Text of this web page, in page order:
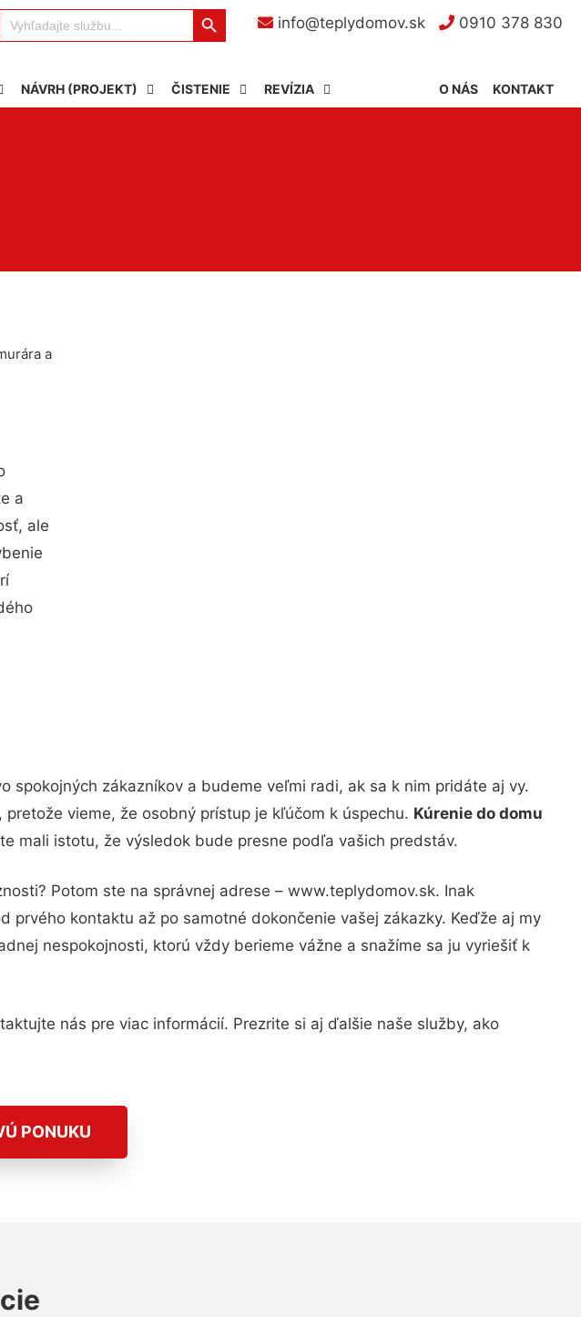
info@teplydomov.sk 0910 378 830
Search
for:
Search Button
NÁVRH (PROJEKT) ČISTENIE REVÍZIA KONTAKT
O NÁS
a
a
ale
spokojných zákazníkov a budeme veľmi radi, ak sa k nim pridáte aj vy.
vieme, že osobný prístup je kľúčom k úspechu. Kúrenie do domu
mali istotu, že výsledok bude presne podľa vašich predstáv.
Potom ste na správnej adrese – www.teplydomov.sk. Inak
kontaktu až po samotné dokončenie vašej zákazky. Keďže aj my
nespokojnosti, ktorú vždy berieme vážne a snažíme sa ju vyriešiť k
nás pre viac informácií. Prezrite si aj ďalšie naše služby, ako
PONUKU